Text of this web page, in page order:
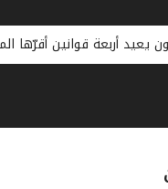
يعيد أربعة قوانين أقرّها